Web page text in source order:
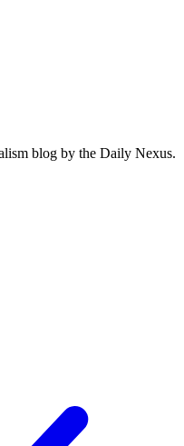
blog by the Daily Nexus.